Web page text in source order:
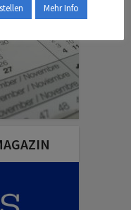
Mehr Info